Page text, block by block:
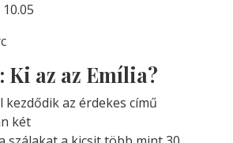
Ki az az Emília?
kezdődik az érdekes című
két